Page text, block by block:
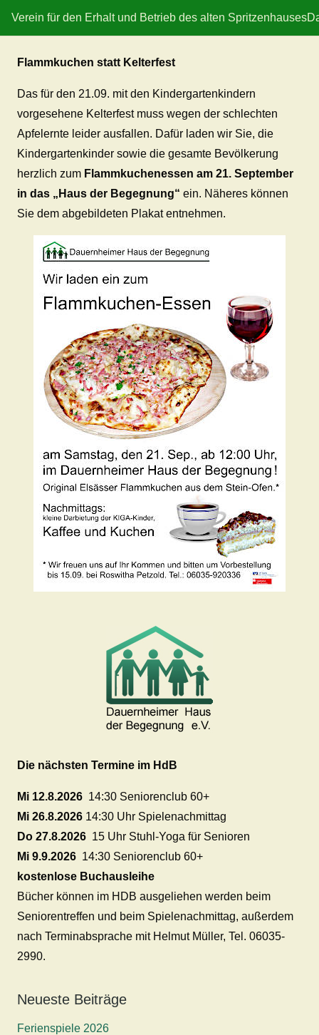
Verein für den Erhalt und Betrieb des alten Spritzenhauses
Flammkuchen statt Kelterfest
Das für den 21.09. mit den Kindergartenkindern
vorgesehene Kelterfest muss wegen der schlechten
Apfelernte leider ausfallen. Dafür laden wir Sie, die
Kindergartenkinder sowie die gesamte Bevölkerung
herzlich zum Flammkuchenessen am 21. September
in das „Haus der Begegnung“ ein. Näheres können
Sie dem abgebildeten Plakat entnehmen.
Die nächsten Termine im HdB
Mi 12.8.2026 14:30 Seniorenclub 60+
Mi 26.8.2026 14:30 Uhr Spielenachmittag
Do 27.8.2026 15 Uhr Stuhl-Yoga für Senioren
Mi 9.9.2026 14:30 Seniorenclub 60+
kostenlose Buchausleihe
Bücher können im HDB ausgeliehen werden beim
Seniorentreffen und beim Spielenachmittag, außerdem
nach Terminabsprache mit Helmut Müller, Tel. 06035-
2990.
Neueste Beiträge
Ferienspiele 2026